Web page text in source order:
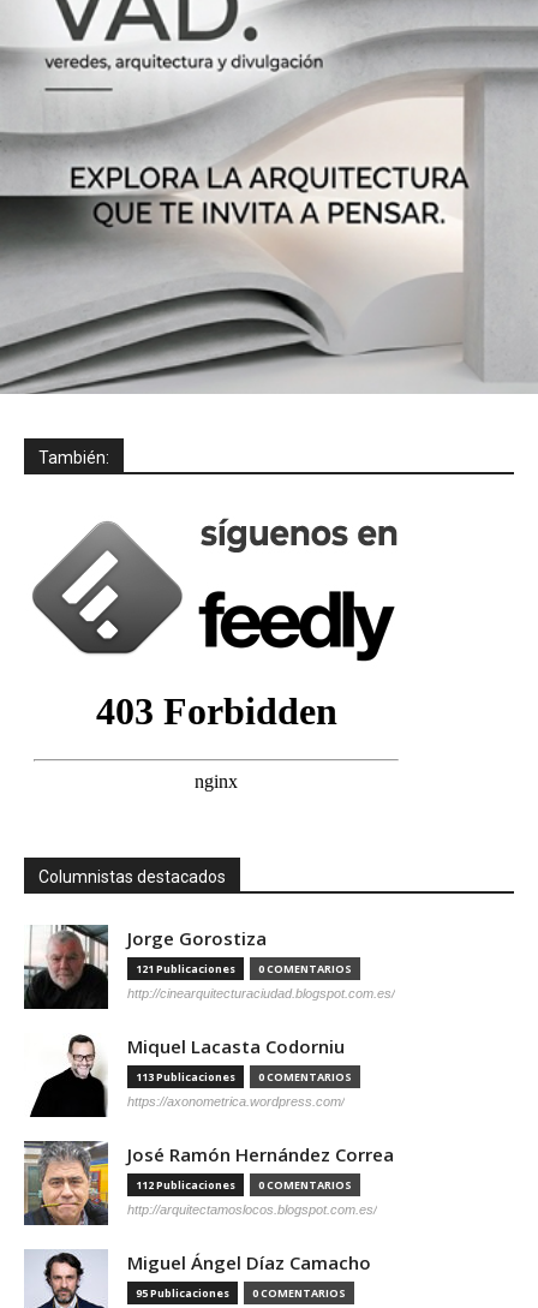
También:
Columnistas destacados
Jorge Gorostiza
121 Publicaciones 0 COMENTARIOS
http://cinearquitecturaciudad.blogspot.com.es/
Miquel Lacasta Codorniu
113 Publicaciones 0 COMENTARIOS
https://axonometrica.wordpress.com/
José Ramón Hernández Correa
112 Publicaciones 0 COMENTARIOS
http://arquitectamoslocos.blogspot.com.es/
Miguel Ángel Díaz Camacho
95 Publicaciones 0 COMENTARIOS